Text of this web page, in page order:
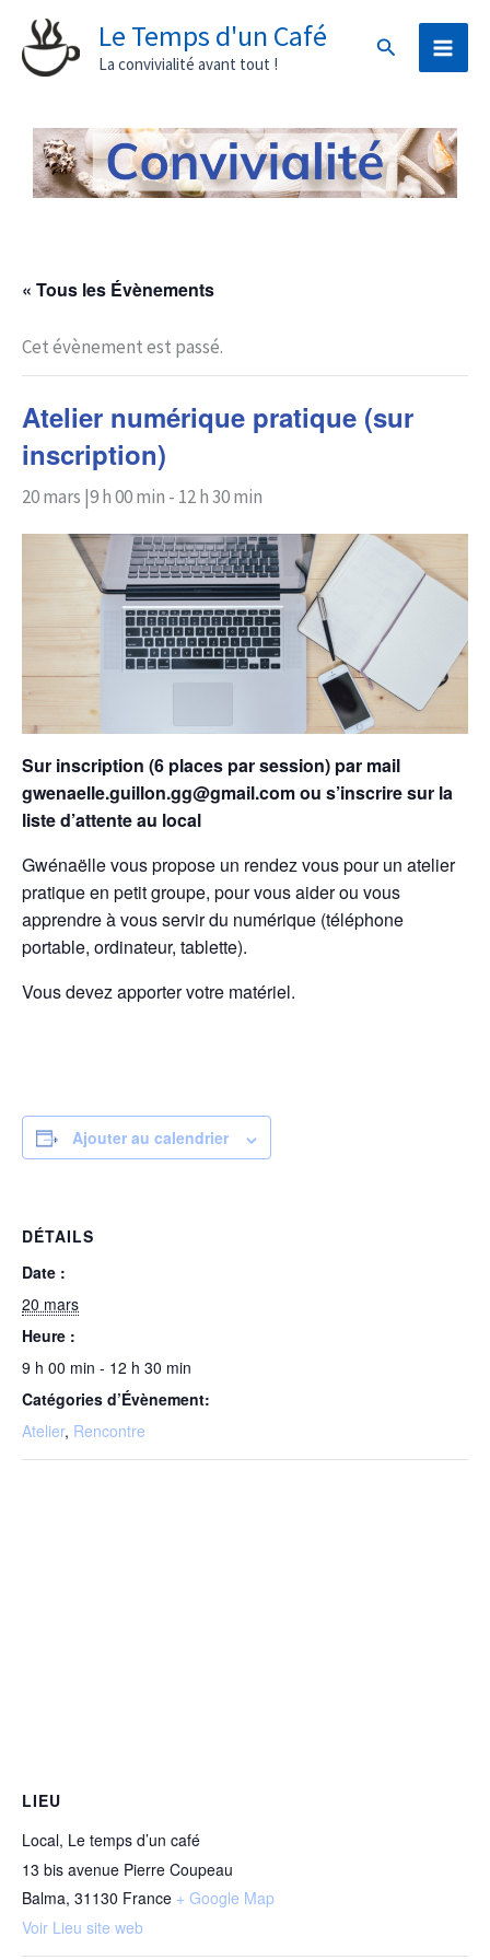
Aller
contenu
Le Temps d'un Café
La convivialité avant tout !
Rechercher
« Tous les Évènements
Cet évènement est passé.
Atelier numérique pratique (sur
inscription)
20 mars |9 h 00 min - 12 h 30 min
Sur inscription (6 places par session) par mail
gwenaelle.guillon.gg@gmail.com ou s’inscrire sur la
liste d’attente au local
Gwénaëlle vous propose un rendez vous pour un atelier
pratique en petit groupe, pour vous aider ou vous
apprendre à vous servir du numérique (téléphone
portable, ordinateur, tablette).
Vous devez apporter votre matériel.
Ajouter au calendrier
DÉTAILS
Date :
20 mars
Heure :
9 h 00 min - 12 h 30 min
Catégories d’Évènement:
Atelier, Rencontre
LIEU
Local, Le temps d’un café
13 bis avenue Pierre Coupeau
Balma, 31130 France + Google Map
Voir Lieu site web